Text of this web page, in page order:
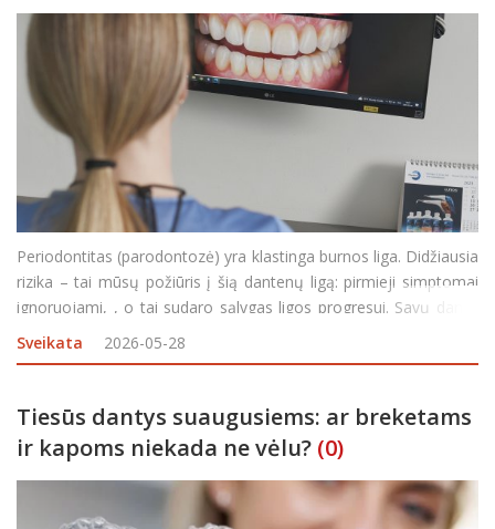
Periodontitas (parodontozė) yra klastinga burnos liga. Didžiausia
rizika – tai mūsų požiūris į šią dantenų ligą: pirmieji simptomai
ignoruojami, , o tai sudaro sąlygas ligos progresui. Savų dantų
netekimas – sudėtingiausia komplikacija, kurią sukelia
periodontitas. Gera žinia &nda
Sveikata 2026-05-28
Tiesūs dantys suaugusiems: ar breketams
ir kapoms niekada ne vėlu? (0)